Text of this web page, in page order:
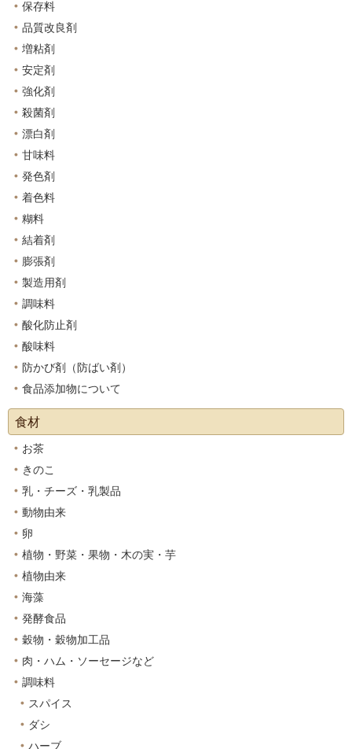
保存料
品質改良剤
増粘剤
安定剤
強化剤
殺菌剤
漂白剤
甘味料
発色剤
着色料
糊料
結着剤
膨張剤
製造用剤
調味料
酸化防止剤
酸味料
防かび剤（防ばい剤）
食品添加物について
食材
お茶
きのこ
乳・チーズ・乳製品
動物由来
卵
植物・野菜・果物・木の実・芋
植物由来
海藻
発酵食品
穀物・穀物加工品
肉・ハム・ソーセージなど
調味料
スパイス
ダシ
ハーブ